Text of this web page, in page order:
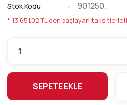
Stok Kodu 901250.
* 13.651,02 TL den başlayan taksitlerle!!
SEPETE EKLE